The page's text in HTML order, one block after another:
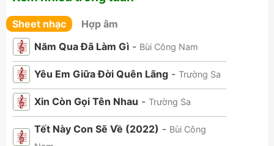
Sheet nhạc
Hợp âm
Năm Qua Đã Làm Gì - Bùi Công Nam
Yêu Em Giữa Đời Quên Lãng - Trường Sa
Xin Còn Gọi Tên Nhau - Trường Sa
Tết Này Con Sẽ Về (2022) - Bùi Công